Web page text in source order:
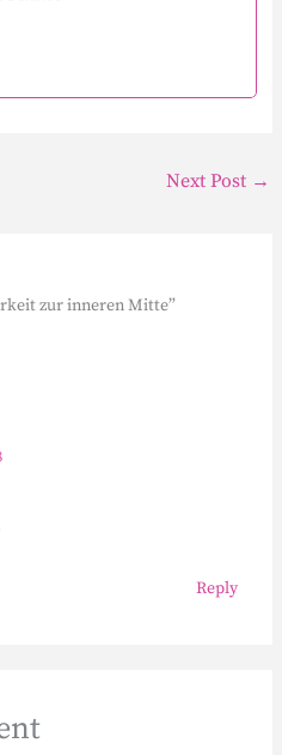
Next Post →
zur inneren Mitte”
Reply